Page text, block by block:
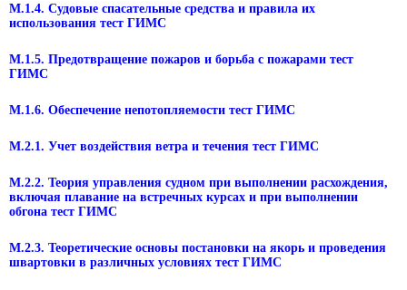
М.1.4. Судовые спасательные средства и правила их
использования тест ГИМС
М.1.5. Предотвращение пожаров и борьба с пожарами тест
ГИМС
М.1.6. Обеспечение непотопляемости тест ГИМС
М.2.1. Учет воздействия ветра и течения тест ГИМС
М.2.2. Теория управления судном при выполнении расхождения,
включая плавание на встречных курсах и при выполнении
обгона тест ГИМС
М.2.3. Теоретические основы постановки на якорь и проведения
швартовки в различных условиях тест ГИМС